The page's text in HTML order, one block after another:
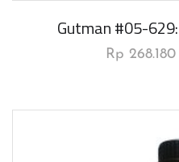
Gutman #05-
Rp 268.180